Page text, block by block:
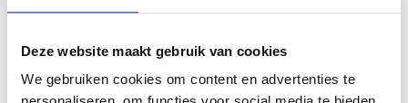
Deze website maakt gebruik van cookies
We gebruiken cookies om content en advertenties te